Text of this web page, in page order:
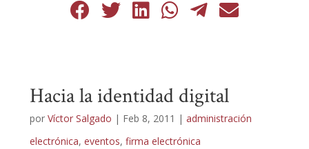
Hacia la identidad digital
por Víctor Salgado | Feb 8, 2011 | administración
electrónica, eventos, firma electrónica